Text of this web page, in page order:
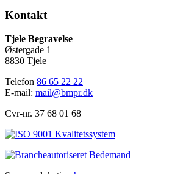
Kontakt
Tjele Begravelse
Østergade 1
8830 Tjele
Telefon 86 65 22 22
E-mail: mail@bmpr.dk
Cvr-nr. 37 68 01 68